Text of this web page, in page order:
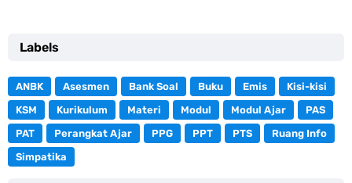
Labels
ANBK Asesmen Bank Soal Buku Emis
Kisi-kisi
KSM
Kurikulum Materi Modul Modul Ajar
PAS
PAT
Perangkat Ajar PPG PPT PTS
Ruang Info
Simpatika